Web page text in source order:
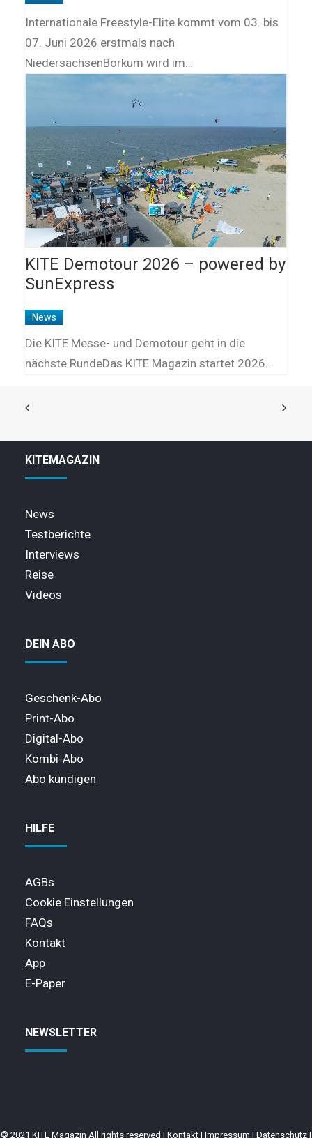
Internationale Freestyle-Elite kommt vom 03. bis
07. Juni 2026 erstmals nach
NiedersachsenBorkum wird im…
KITE Demotour 2026 – powered by
SunExpress
News
Die KITE Messe- und Demotour geht in die
nächste RundeDas KITE Magazin startet 2026…
KITEMAGAZIN
News
Testberichte
Interviews
Reise
Videos
DEIN ABO
Geschenk-Abo
Print-Abo
Digital-Abo
Kombi-Abo
Abo kündigen
HILFE
AGBs
Cookie Einstellungen
FAQs
Kontakt
App
E-Paper
NEWSLETTER
© 2021 KITE Magazin All rights reserved | Kontakt | Impressum | Datenschutz |